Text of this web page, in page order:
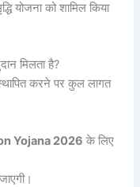
योजना को शामिल किया
मिलता है?
करने पर कुल लागत
Yojana 2026 के लिए